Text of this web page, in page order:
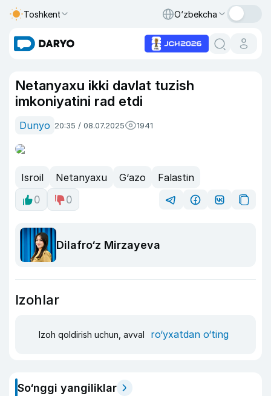
Toshkent O‘zbekcha
Netanyaxu ikki davlat tuzish
imkoniyatini rad etdi
Dunyo 20:35 / 08.07.2025 1941
Isroil Netanyaxu G‘azo
Falastin
0
0
Dilafro‘z Mirzayeva
Izohlar
Izoh qoldirish uchun, avval ro‘yxatdan o‘ting
So‘nggi yangiliklar